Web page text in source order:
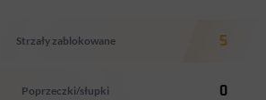
Strzały zablokowane 5
Poprzeczki/słupki 0